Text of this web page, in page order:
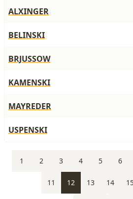
ALXINGER
BELINSKI
BRJUSSOW
KAMENSKI
MAYREDER
USPENSKI
1 2 3 4 5 6
11 12 13 14